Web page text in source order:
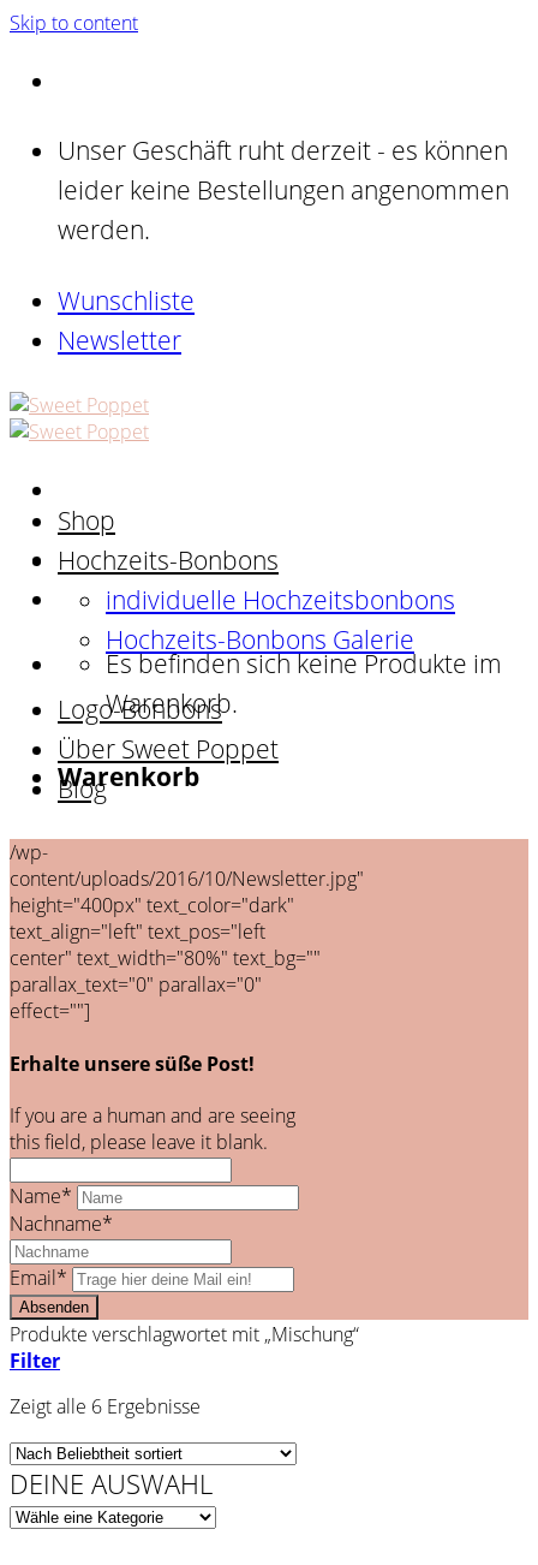
Skip to content
Unser Geschäft ruht derzeit - es können
leider keine Bestellungen angenommen
werden.
Wunschliste
Newsletter
Es befinden sich keine Produkte im
Warenkorb.
Warenkorb
Es befinden sich keine Produkte im
Warenkorb.
Shop
Hochzeits-Bonbons
individuelle Hochzeitsbonbons
Hochzeits-Bonbons Galerie
Logo-Bonbons
Über Sweet Poppet
Blog
/wp-
content/uploads/2016/10/Newsletter.jpg"
height="400px" text_color="dark"
text_align="left" text_pos="left
center" text_width="80%" text_bg=""
parallax_text="0" parallax="0"
effect=""]
Erhalte unsere süße Post!
If you are a human and are seeing
this field, please leave it blank.
Name*
Nachname*
Email*
Produkte verschlagwortet mit „Mischung“
Filter
Zeigt alle 6 Ergebnisse
DEINE AUSWAHL